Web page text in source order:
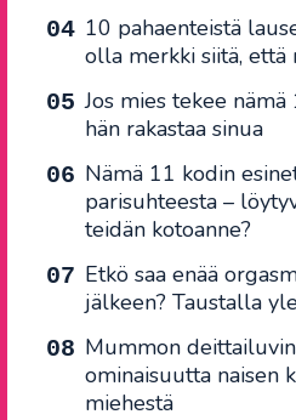
10 pahaenteistä
olla merkki siitä, että
Jos mies tekee
hän rakastaa sinua
Nämä 11 kodin
parisuhteesta –
teidän kotoanne?
Etkö saa enää
jälkeen? Taustalla
Mummon
ominaisuutta naisen
miehestä